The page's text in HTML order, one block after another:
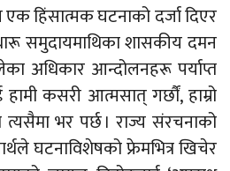
हिंसात्मक घटनाको दर्जा दिएर
समुदायमाथिका शासकीय दमन
अधिकार आन्दोलनहरू पर्याप्त
कसरी आत्मसात् गर्छौं, हाम्रो
त्यसैमा भर पर्छ । राज्य संरचनाको
घटनाविशेषको फ्रेमभित्र खिचेर